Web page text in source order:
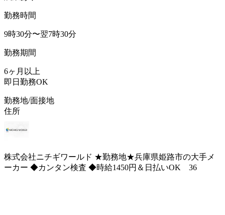
勤務時間
9時30分〜翌7時30分
勤務期間
6ヶ月以上
即日勤務OK
勤務地/面接地
住所
株式会社ニチギワールド ★勤務地★兵庫県姫路市の大手メ
ーカー ◆カンタン検査 ◆時給1450円＆日払いOK 36